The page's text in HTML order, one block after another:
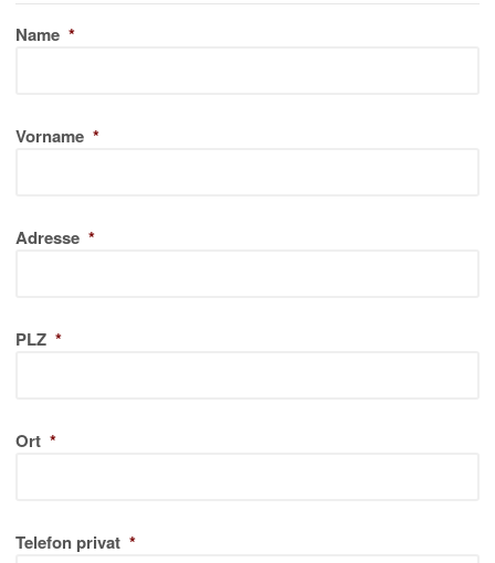
Name *
Vorname *
Adresse *
PLZ *
Ort *
Telefon privat *